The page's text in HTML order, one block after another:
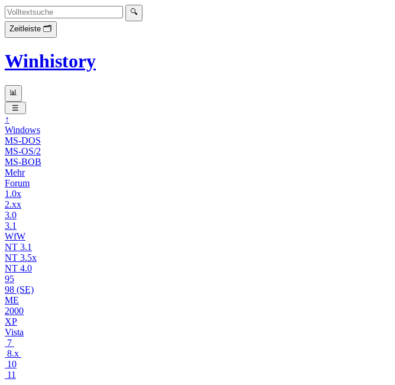
Winhistory
↑
Windows
MS-DOS
MS-OS/2
MS-BOB
Mehr
Forum
1.0x
2.xx
3.0
3.1
WfW
NT 3.1
NT 3.5x
NT 4.0
95
98 (SE)
ME
2000
XP
Vista
7
8.x
10
11